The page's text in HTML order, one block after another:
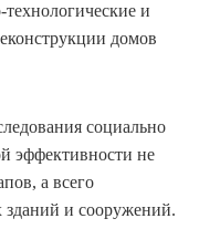
и
домов
социально
эффективности не
а всего
зданий и сооружений.